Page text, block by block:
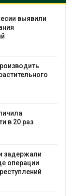
выявили
в 20 раз
задержали
операции